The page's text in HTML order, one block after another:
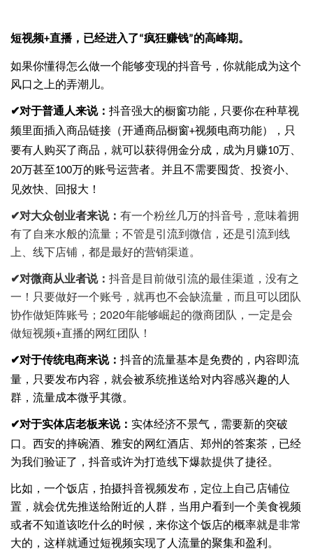
短视频+直播，已经进入了“疯狂赚钱”的高峰期。
如果你懂得怎么做一个能够变现的抖音号，你就能成为这个
风口之上的弄潮儿。
✔对于普通人来说： 抖音强大的橱窗功能，只要你在种草视
频里面插入商品链接（开通商品橱窗+视频电商功能），只
要有人购买了商品，就可以获得佣金分成，成为月赚10万、
20万甚至100万的账号运营者。并且不需要囤货、投资小、
见效快、回报大！
✔对大众创业者来说： 有一个粉丝几万的抖音号，意味着拥
有了自来水般的流量；不管是引流到微信，还是引流到线
上、线下店铺，都是最好的营销渠道。
✔对微商从业者说： 抖音是目前做引流的最佳渠道，没有之
一！只要做好一个账号，就再也不会缺流量，而且可以团队
协作做矩阵账号；2020年能够崛起的微商团队，一定是会
做短视频+直播的网红团队！
✔对于传统电商来说： 抖音的流量基本是免费的，内容即流
量，只要发布内容，就会被系统推送给对内容感兴趣的人
群，流量成本微乎其微。
✔对于实体店老板来说： 实体经济不景气，需要新的突破
口。西安的摔碗酒、雅安的网红酒店、郑州的答案茶，已经
为我们验证了，抖音或许为打造线下爆款提供了捷径。
比如，一个饭店，拍摄抖音视频发布，定位上自己店铺位
置，就会优先推送给附近的人群，当用户看到一个美食视频
或者不知道该吃什么的时候，来你这个饭店的概率就是非常
大的，这样就通过短视频实现了人流量的聚集和盈利。